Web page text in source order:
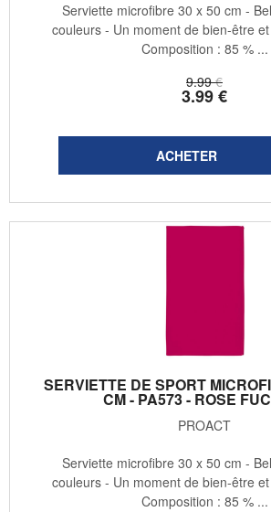
9.99 €
3.99€
Serviette microfibre 30 x 50 cm -
couleurs - Un moment de bien-être
Composition : 85 % ...
SERVIETTE DE SPORT
CM - PA573 - ROSE
PROACT
Serviette microfibre 30 x 50 cm -
couleurs - Un moment de bien-être
Composition : 85 % ...